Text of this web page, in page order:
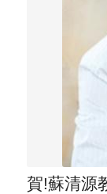
賀!蘇清源